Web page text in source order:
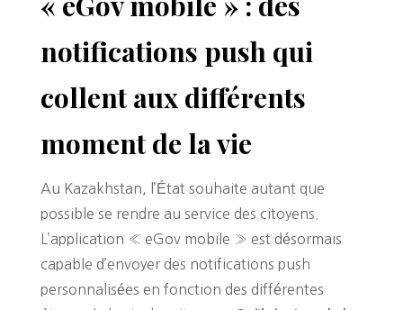
notifications push qui
collent aux différents
moment de la vie
Au Kazakhstan, l’État souhaite autant que
possible se rendre au service des citoyens.
L’application « eGov mobile » est désormais
capable d’envoyer des notifications push
personnalisées en fonction des différentes